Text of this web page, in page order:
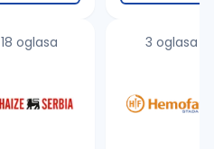
18 oglasa 3 oglasa